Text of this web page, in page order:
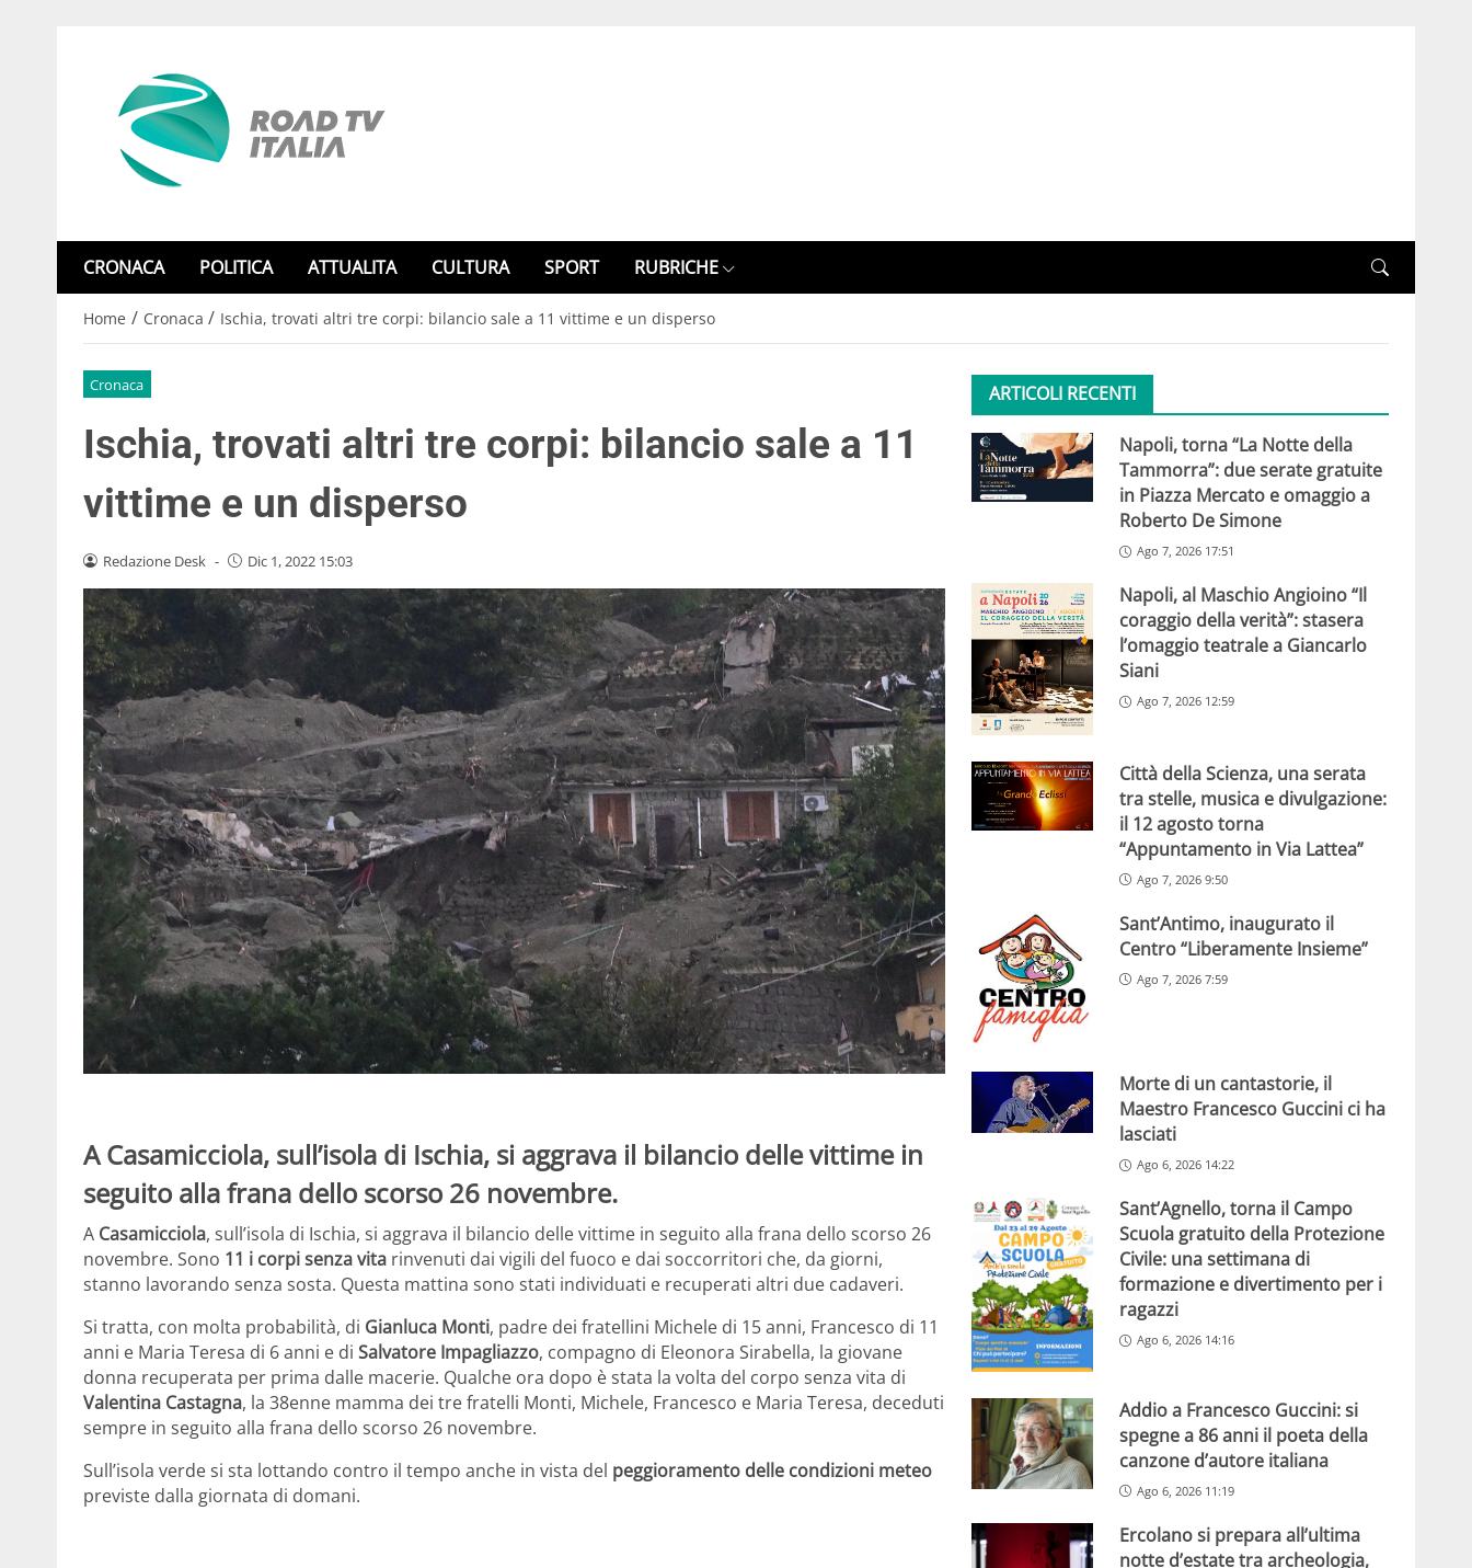
CRONACA POLITICA ATTUALITA CULTURA SPORT RUBRICHE
Home / Cronaca / Ischia, trovati altri tre corpi: bilancio sale a 11 vittime e un disperso
Cronaca
Ischia, trovati altri tre corpi: bilancio sale a 11
vittime e un disperso
Redazione Desk - Dic 1, 2022 15:03
A Casamicciola, sull’isola di Ischia, si aggrava il bilancio delle vittime in
seguito alla frana dello scorso 26 novembre.
A Casamicciola, sull’isola di Ischia, si aggrava il bilancio delle vittime in seguito alla frana dello scorso 26
novembre. Sono 11 i corpi senza vita rinvenuti dai vigili del fuoco e dai soccorritori che, da giorni,
stanno lavorando senza sosta. Questa mattina sono stati individuati e recuperati altri due cadaveri.
Si tratta, con molta probabilità, di Gianluca Monti, padre dei fratellini Michele di 15 anni, Francesco di 11
anni e Maria Teresa di 6 anni e di Salvatore Impagliazzo, compagno di Eleonora Sirabella, la giovane
donna recuperata per prima dalle macerie. Qualche ora dopo è stata la volta del corpo senza vita di
Valentina Castagna, la 38enne mamma dei tre fratelli Monti, Michele, Francesco e Maria Teresa, deceduti
sempre in seguito alla frana dello scorso 26 novembre.
Sull’isola verde si sta lottando contro il tempo anche in vista del peggioramento delle condizioni meteo
previste dalla giornata di domani.
ARTICOLI RECENTI
Napoli, torna “La Notte della
Tammorra”: due serate gratuite
in Piazza Mercato e omaggio a
Roberto De Simone
Ago 7, 2026 17:51
Napoli, al Maschio Angioino “Il
coraggio della verità”: stasera
l’omaggio teatrale a Giancarlo
Siani
Ago 7, 2026 12:59
Città della Scienza, una serata
tra stelle, musica e divulgazione:
il 12 agosto torna
“Appuntamento in Via Lattea”
Ago 7, 2026 9:50
Sant’Antimo, inaugurato il
Centro “Liberamente Insieme”
Ago 7, 2026 7:59
Morte di un cantastorie, il
Maestro Francesco Guccini ci ha
lasciati
Ago 6, 2026 14:22
Sant’Agnello, torna il Campo
Scuola gratuito della Protezione
Civile: una settimana di
formazione e divertimento per i
ragazzi
Ago 6, 2026 14:16
Addio a Francesco Guccini: si
spegne a 86 anni il poeta della
canzone d’autore italiana
Ago 6, 2026 11:19
Ercolano si prepara all’ultima
notte d’estate tra archeologia,